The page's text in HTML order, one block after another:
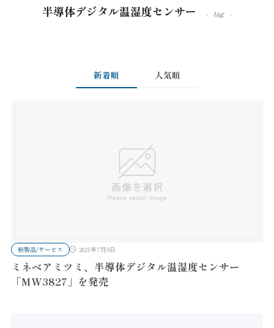
半導体デジタル温湿度センサー tag
新着順 人気順
新製品/サービス 2021年7月9日
ミネベアミツミ、半導体デジタル温湿度センサー
「MW3827」を発売